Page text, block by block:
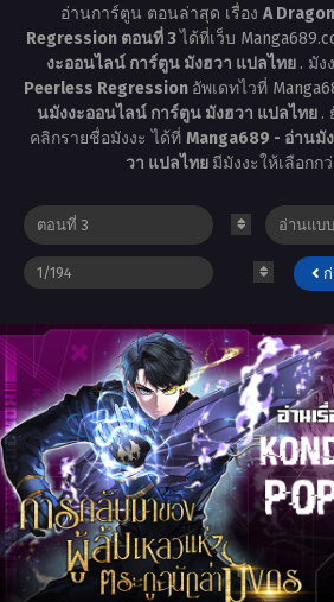
อ่านการ์ตูน ตอนล่าสุด เรื่อง A
Regression ตอนที่ 3ได้ที่เว็บ
งะออนไลน์ การ์ตูน มังฮวา แปลไทย . มัง
Peerless Regression อัพเดทไวที่
นมังงะออนไลน์ การ์ตูน มังฮวา แปลไทย .
คลิกรายชื่อมังงะ ได้ที่ Manga689 - อ่านมั
วา แปลไทย มีมังงะให้เลือกก